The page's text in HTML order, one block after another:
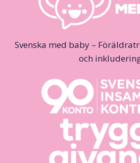
Svenska med baby –
och